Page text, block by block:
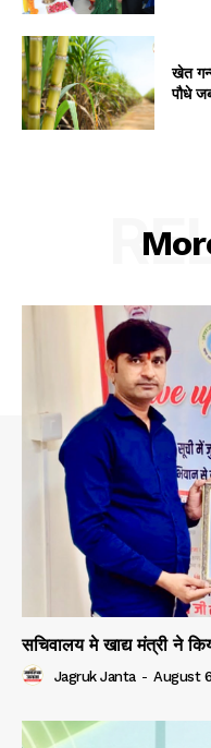
खेत
पौधे
सचिवालय मे खाद्य मंत्री ने
Jagruk Janta - August